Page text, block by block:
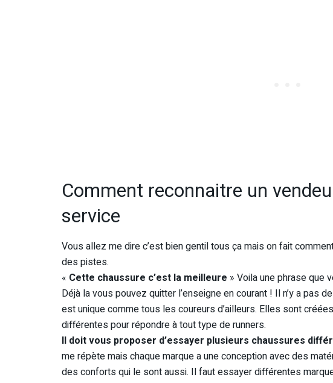
Comment reconnaitre un
service
Vous allez me dire c’est bien gentil tous ça mais on fait
des pistes.
« Cette chaussure c’est la meilleure » Voila une phrase que
Déjà la vous pouvez quitter l’enseigne en courant ! Il n’y a pas
est unique comme tous les coureurs d’ailleurs. Elles sont
différentes pour répondre à tout type de runners.
Il doit vous proposer d’essayer plusieurs chaussures
me répète mais chaque marque a une conception avec des
des conforts qui le sont aussi. Il faut essayer différentes